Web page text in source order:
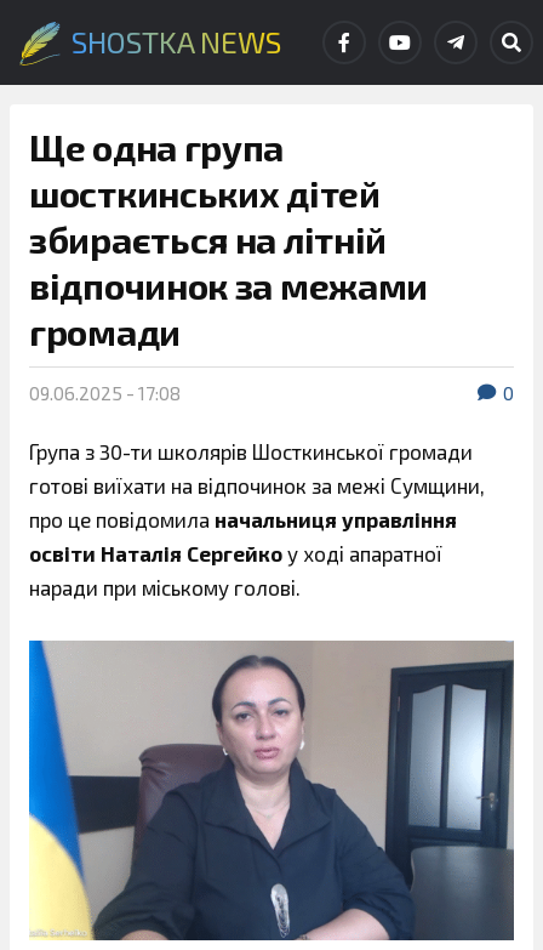
SHOSTKA NEWS
Ще одна група
шосткинських дітей
збирається на літній
відпочинок за межами
громади
09.06.2025 - 17:08 0
Група з 30-ти школярів Шосткинської громади
готові виїхати на відпочинок за межі Сумщини,
про це повідомила начальниця управління
освіти Наталія Сергейко у ході апаратної
наради при міському голові.